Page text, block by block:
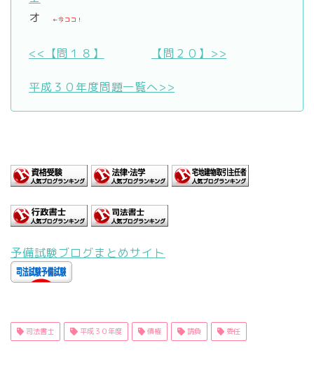
オ
←今ココ！
<<【問１８】 【問２０】>>
平成３０年度問題一覧へ>>
予備試験ブログまとめサイト
司法書士 平成３０年度 債権 請負 委任